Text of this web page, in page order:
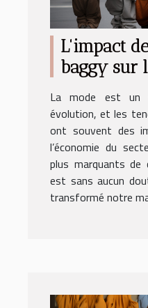
L'impact
baggy sur
La mode est un
évolution, et les
ont souvent des
l’économie du
plus marquants de
est sans aucun
transformé notre